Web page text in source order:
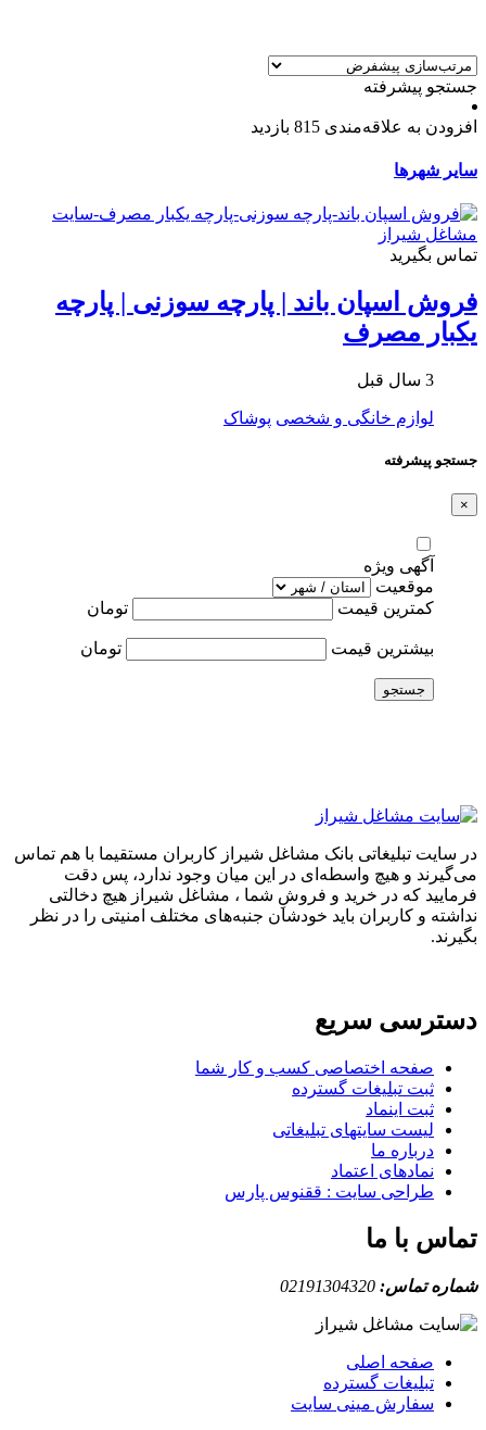
جستجو پیشرفته
افزودن به علاقه‌مندی 815 بازدید
سایر شهرها
تماس بگیرید
فروش اسپان باند | پارچه سوزنی | پارچه
یکبار مصرف
3 سال قبل
لوازم خانگی و شخصی پوشاک
جستجو پیشرفته
×
آگهی ویژه
موقعیت
کمترین قیمت
تومان
بیشترین قیمت تومان
جستجو
در سایت تبلیغاتی بانک مشاغل شیراز کاربران مستقیما با هم تماس
می‌گیرند و هیچ واسطه‌ای در این میان وجود ندارد، پس دقت
فرمایید که در خرید و فروشِ شما ، مشاغل شیراز هیچ دخالتی
نداشته و کاربران باید خودشان جنبه‌های مختلف امنیتی را در نظر
بگیرند.
دسترسی سریع
صفحه اختصاصی کسب و کار شما
ثبت تبلیغات گسترده
ثبت اینماد
لیست سایتهای تبلیغاتی
درباره ما
نمادهای اعتماد
طراحی سایت : ققنوس پارس
تماس با ما
شماره تماس: 02191304320
صفحه اصلی
تبلیغات گسترده
سفارش مینی سایت